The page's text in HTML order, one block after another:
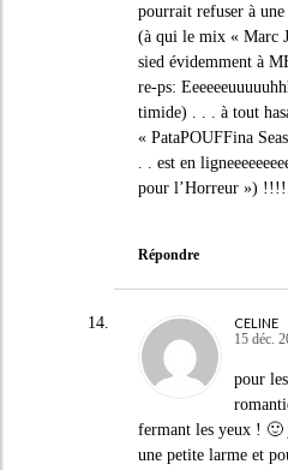
pourrait refuser à
(à qui le mix « Marc
sied évidemment à
re-ps:
timide) . . . à tout
« PataPOUFFina
. . est en
pour l’Horreur »)
Répondre
CELINE
15 déc.
pour
fermant les yeux ! 🙂
une petite larme et